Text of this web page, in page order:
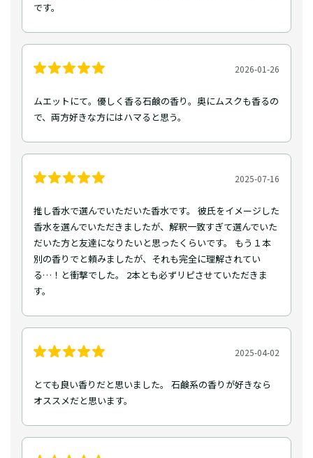
です。
2026-01-26
ムエットにて。優しく香る石鹸の香り。奥にムスクも香るの
で、両方好きな方にはハマると思う。
2025-07-16
推し香水で選んでいただいた香水です。 彼氏をイメージした
香水を選んでいただきましたが、解釈一致すぎて選んでいた
だいた方と友達になりたいと思ったくらいです。 もう１本
別の香りでと頼みましたが、それも完全に理解されてい
る…！と衝撃でした。 2本とも必ずリピさせていただきま
す。
2025-04-02
とても良い香りだと思いました。 石鹸系の香りが好きなら
オススメだと思います。